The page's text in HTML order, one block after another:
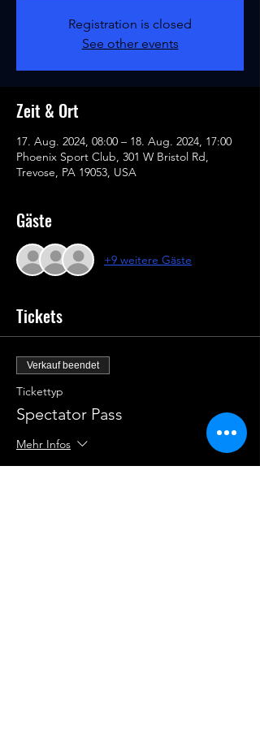
Registration is closed
See other events
Zeit & Ort
17. Aug. 2024, 08:00 – 18. Aug. 2024, 17:00
Phoenix Sport Club, 301 W Bristol Rd,
Trevose, PA 19053, USA
Gäste
+9 weitere Gäste
Tickets
Verkauf beendet
Tickettyp
Spectator Pass
Mehr Infos